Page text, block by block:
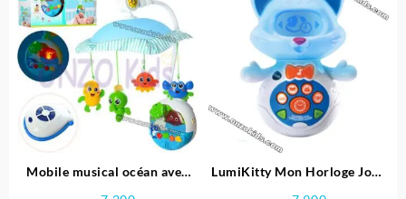
Mobile musical océan avec
LumiKitty Mon Horloge Jour